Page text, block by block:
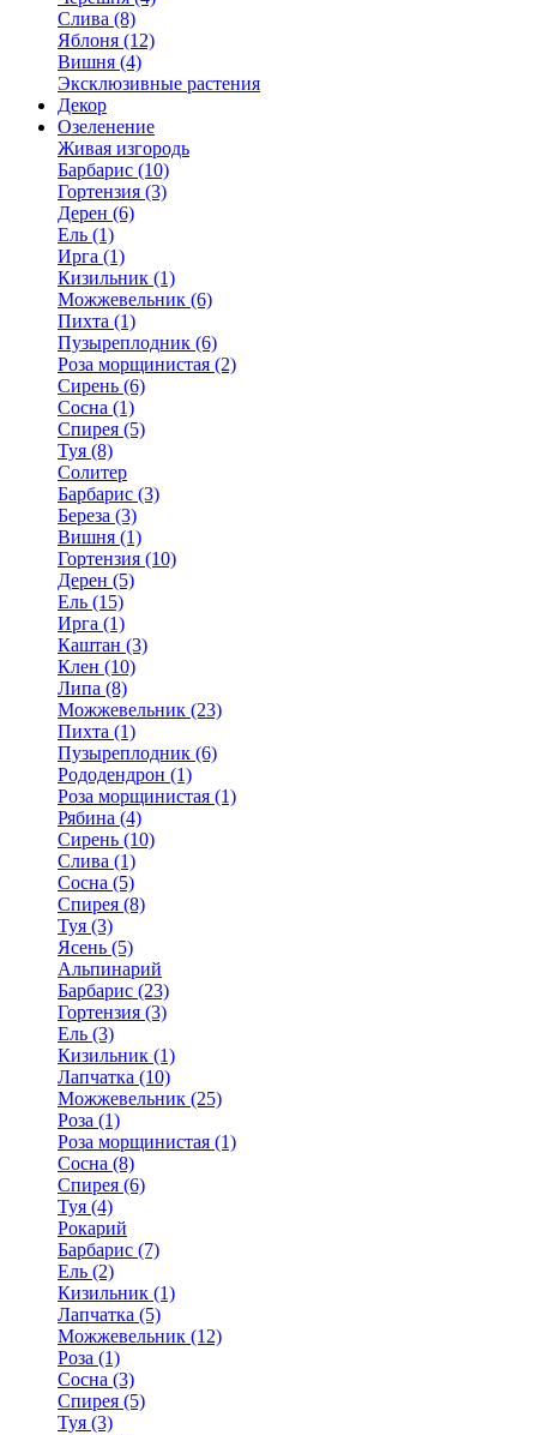
Слива (8)
Яблоня (12)
Вишня (4)
Эксклюзивные растения
Декор
Озеленение
Живая изгородь
Барбарис (10)
Гортензия (3)
Дерен (6)
Ель (1)
Ирга (1)
Кизильник (1)
Можжевельник (6)
Пихта (1)
Пузыреплодник (6)
Роза морщинистая (2)
Сирень (6)
Сосна (1)
Спирея (5)
Туя (8)
Солитер
Барбарис (3)
Береза (3)
Вишня (1)
Гортензия (10)
Дерен (5)
Ель (15)
Ирга (1)
Каштан (3)
Клен (10)
Липа (8)
Можжевельник (23)
Пихта (1)
Пузыреплодник (6)
Рододендрон (1)
Роза морщинистая (1)
Рябина (4)
Сирень (10)
Слива (1)
Сосна (5)
Спирея (8)
Туя (3)
Ясень (5)
Альпинарий
Барбарис (23)
Гортензия (3)
Ель (3)
Кизильник (1)
Лапчатка (10)
Можжевельник (25)
Роза (1)
Роза морщинистая (1)
Сосна (8)
Спирея (6)
Туя (4)
Рокарий
Барбарис (7)
Ель (2)
Кизильник (1)
Лапчатка (5)
Можжевельник (12)
Роза (1)
Сосна (3)
Спирея (5)
Туя (3)